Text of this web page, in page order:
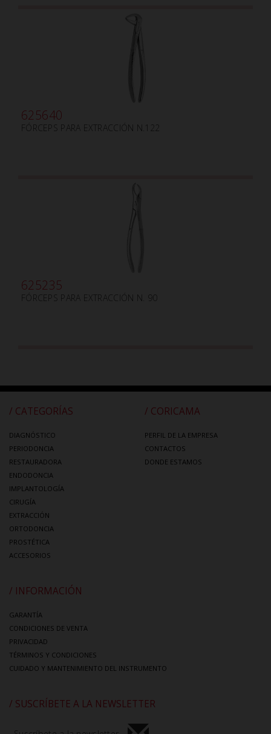
625640
FÓRCEPS PARA EXTRACCIÓN N.122
625235
FÓRCEPS PARA EXTRACCIÓN N. 90
/ CATEGORÍAS
DIAGNÓSTICO
PERIODONCIA
RESTAURADORA
ENDODONCIA
IMPLANTOLOGÍA
CIRUGÍA
EXTRACCIÓN
ORTODONCIA
PROSTÉTICA
ACCESORIOS
/ CORICAMA
PERFIL DE LA EMPRESA
CONTACTOS
DONDE ESTAMOS
/ INFORMACIÓN
GARANTÍA
CONDICIONES DE VENTA
PRIVACIDAD
TÉRMINOS Y CONDICIONES
CUIDADO Y MANTENIMIENTO DEL INSTRUMENTO
/ SUSCRÍBETE A LA NEWSLETTER